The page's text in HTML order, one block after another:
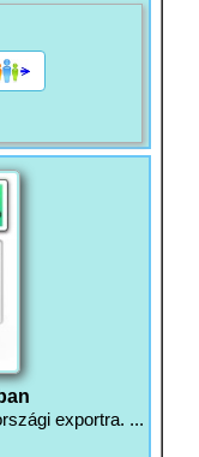
exportra. ...